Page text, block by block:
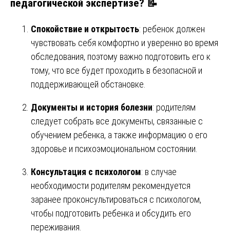
педагогической экспертизе? 📝
Спокойствие и открытость: ребенок должен
чувствовать себя комфортно и уверенно во время
обследования, поэтому важно подготовить его к
тому, что все будет проходить в безопасной и
поддерживающей обстановке.
Документы и история болезни: родителям
следует собрать все документы, связанные с
обучением ребенка, а также информацию о его
здоровье и психоэмоциональном состоянии.
Консультация с психологом: в случае
необходимости родителям рекомендуется
заранее проконсультироваться с психологом,
чтобы подготовить ребенка и обсудить его
переживания.